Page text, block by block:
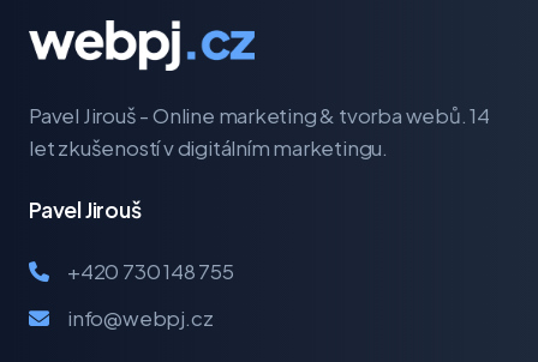
Pavel Jirouš - Online marketing & tvorba webů. 14
let zkušeností v digitálním marketingu.
Pavel Jirouš
+420 730 148 755
info@webpj.cz